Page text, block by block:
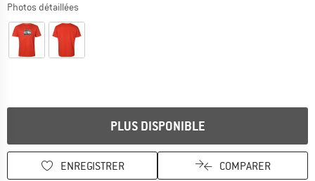
Photos détaillées
PLUS DISPONIBLE
ENREGISTRER COMPARER